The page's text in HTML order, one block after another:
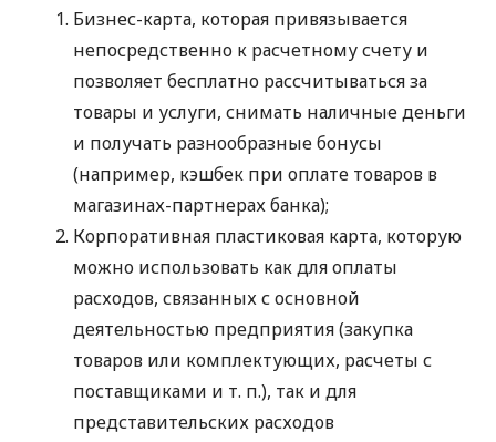
Бизнес-карта, которая привязывается
непосредственно к расчетному счету и
позволяет бесплатно рассчитываться за
товары и услуги, снимать наличные деньги
и получать разнообразные бонусы
(например, кэшбек при оплате товаров в
магазинах-партнерах банка);
Корпоративная пластиковая карта, которую
можно использовать как для оплаты
расходов, связанных с основной
деятельностью предприятия (закупка
товаров или комплектующих, расчеты с
поставщиками и т. п.), так и для
представительских расходов